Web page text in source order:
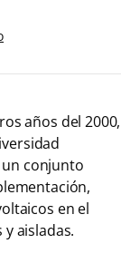
años del 2000,
conjunto
en el
aisladas.